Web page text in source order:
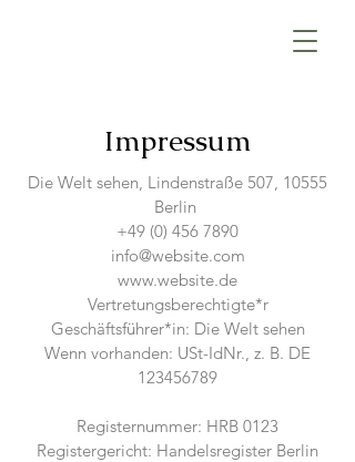
Impressum
Die Welt sehen, Lindenstraße 507, 10555
Berlin
+49 (0) 456 7890
info@website.com
www.website.de
Vertretungsberechtigte*r
Geschäftsführer*in: Die Welt sehen
Wenn vorhanden: USt-IdNr., z. B. DE
123456789
Registernummer: HRB 0123
Registergericht: Handelsregister Berlin